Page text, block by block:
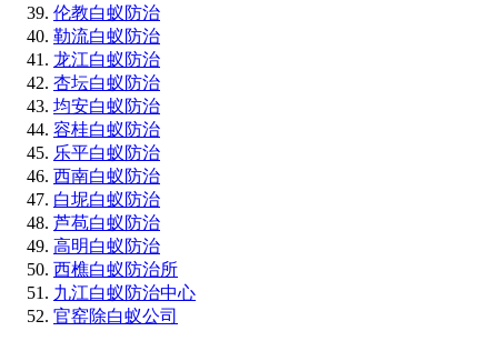
伦教白蚁防治
勒流白蚁防治
龙江白蚁防治
杏坛白蚁防治
均安白蚁防治
容桂白蚁防治
乐平白蚁防治
西南白蚁防治
白坭白蚁防治
芦苞白蚁防治
高明白蚁防治
西樵白蚁防治所
九江白蚁防治中心
官窑除白蚁公司